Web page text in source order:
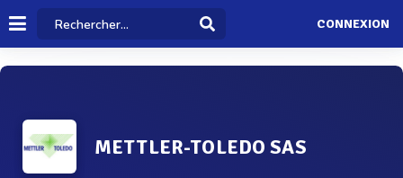
CONNEXION
METTLER-TOLEDO SAS